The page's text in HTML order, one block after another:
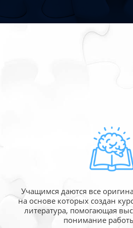
Учащимся даются все
на основе которых создан
литература, помогающая
понимание